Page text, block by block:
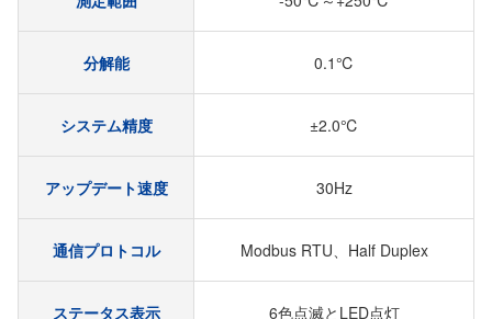
分解能 0.1℃
システム精度 ±2.0℃
アップデート速度 30Hz
通信プロトコル Modbus RTU、Half Duplex
ステータス表示 6色点滅とLED点灯